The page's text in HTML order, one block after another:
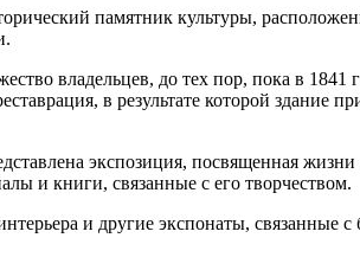
памятник культуры,
владельцев, до тех пор, пока в 1841
в результате которой
экспозиция, посвященная
и книги, связанные с его творчеством.
и другие экспонаты,